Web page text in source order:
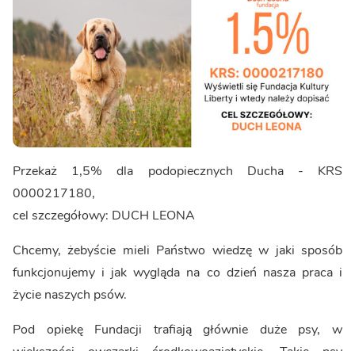
Przekaż 1,5% dla podopiecznych Ducha - KRS
0000217180,
cel szczegółowy: DUCH LEONA
Chcemy, żebyście mieli Państwo wiedzę w jaki sposób
funkcjonujemy i jak wygląda na co dzień nasza praca i
życie naszych psów.
Pod opiekę Fundacji trafiają głównie duże psy, w